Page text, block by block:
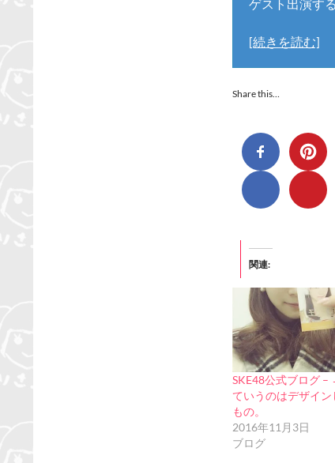
ゲスト出演す
[続きを読む]
Share this…
関連
SKE48公式ブログ –
ていうのはデザイン
もの。
2016年11月3日
ブログ